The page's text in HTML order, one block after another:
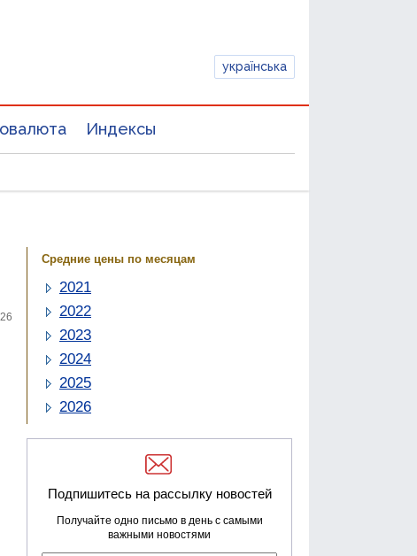
українська
Индексы
Средние цены по месяцам
2021
2022
2023
2024
2025
2026
Подпишитесь на рассылку новостей
Получайте одно письмо в день с самыми
важными новостями